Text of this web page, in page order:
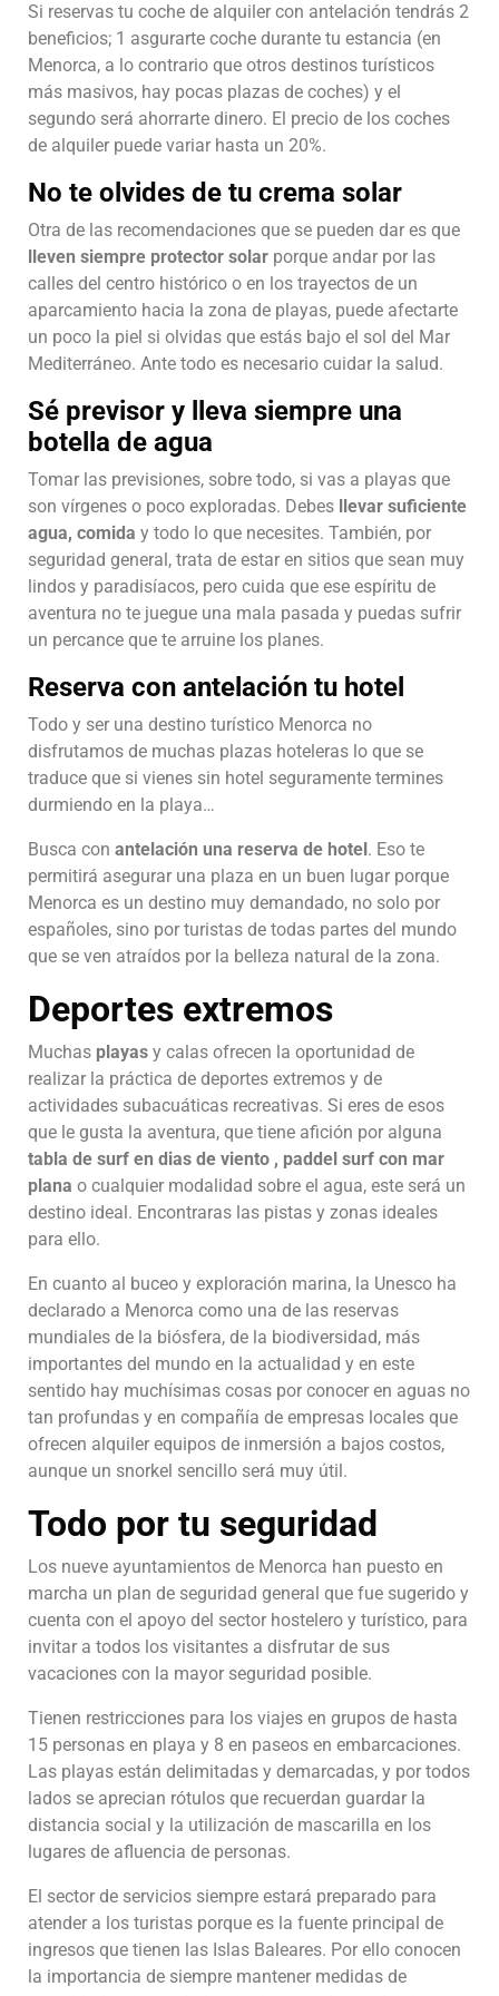
Si reservas tu coche de alquiler con antelación tendrás 2
beneficios; 1 asgurarte coche durante tu estancia (en
Menorca, a lo contrario que otros destinos turísticos
más masivos, hay pocas plazas de coches) y el
segundo será ahorrarte dinero. El precio de los coches
de alquiler puede variar hasta un 20%.
No te olvides de tu crema solar
Otra de las recomendaciones que se pueden dar es que
lleven siempre protector solar porque andar por las
calles del centro histórico o en los trayectos de un
aparcamiento hacia la zona de playas, puede afectarte
un poco la piel si olvidas que estás bajo el sol del Mar
Mediterráneo. Ante todo es necesario cuidar la salud.
Sé previsor y lleva siempre una
botella de agua
Tomar las previsiones, sobre todo, si vas a playas que
son vírgenes o poco exploradas. Debes llevar suficiente
agua, comida y todo lo que necesites. También, por
seguridad general, trata de estar en sitios que sean muy
lindos y paradisíacos, pero cuida que ese espíritu de
aventura no te juegue una mala pasada y puedas sufrir
un percance que te arruine los planes.
Reserva con antelación tu hotel
Todo y ser una destino turístico Menorca no
disfrutamos de muchas plazas hoteleras lo que se
traduce que si vienes sin hotel seguramente termines
durmiendo en la playa…
Busca con antelación una reserva de hotel. Eso te
permitirá asegurar una plaza en un buen lugar porque
Menorca es un destino muy demandado, no solo por
españoles, sino por turistas de todas partes del mundo
que se ven atraídos por la belleza natural de la zona.
Deportes extremos
Muchas playas y calas ofrecen la oportunidad de
realizar la práctica de deportes extremos y de
actividades subacuáticas recreativas. Si eres de esos
que le gusta la aventura, que tiene afición por alguna
tabla de surf en dias de viento , paddel surf con mar
plana o cualquier modalidad sobre el agua, este será un
destino ideal. Encontraras las pistas y zonas ideales
para ello.
En cuanto al buceo y exploración marina, la Unesco ha
declarado a Menorca como una de las reservas
mundiales de la biósfera, de la biodiversidad, más
importantes del mundo en la actualidad y en este
sentido hay muchísimas cosas por conocer en aguas no
tan profundas y en compañía de empresas locales que
ofrecen alquiler equipos de inmersión a bajos costos,
aunque un snorkel sencillo será muy útil.
Todo por tu seguridad
Los nueve ayuntamientos de Menorca han puesto en
marcha un plan de seguridad general que fue sugerido y
cuenta con el apoyo del sector hostelero y turístico, para
invitar a todos los visitantes a disfrutar de sus
vacaciones con la mayor seguridad posible.
Tienen restricciones para los viajes en grupos de hasta
15 personas en playa y 8 en paseos en embarcaciones.
Las playas están delimitadas y demarcadas, y por todos
lados se aprecian rótulos que recuerdan guardar la
distancia social y la utilización de mascarilla en los
lugares de afluencia de personas.
El sector de servicios siempre estará preparado para
atender a los turistas porque es la fuente principal de
ingresos que tienen las Islas Baleares. Por ello conocen
la importancia de siempre mantener medidas de